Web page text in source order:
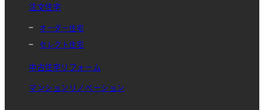
注文住宅
オーダー住宅
セレクト住宅
中古住宅リフォーム
マンションリノベーション